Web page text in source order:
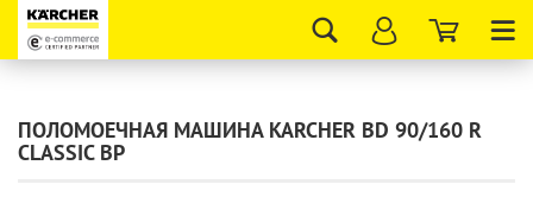
ПОЛОМОЕЧНАЯ МАШИНА KARCHER BD 90/160 R
CLASSIC BP